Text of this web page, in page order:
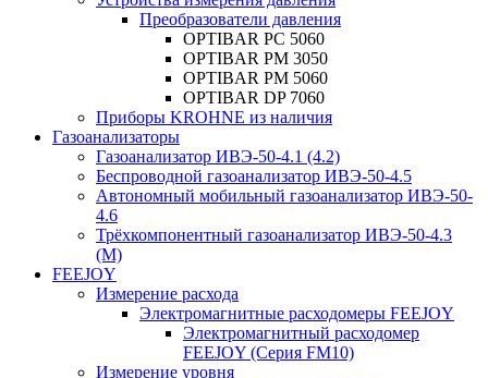
Преобразователи давления
OPTIBAR PC 5060
OPTIBAR PM 3050
OPTIBAR PM 5060
OPTIBAR DP 7060
Приборы KROHNE из наличия
Газоанализаторы
Газоанализатор ИВЭ-50-4.1 (4.2)
Беспроводной газоанализатор ИВЭ-50-4.5
Автономный мобильный газоанализатор ИВЭ-50-
4.6
Трёхкомпонентный газоанализатор ИВЭ-50-4.3
(М)
FEEJOY
Измерение расхода
Электромагнитные расходомеры FEEJOY
Электромагнитный расходомер
FEEJOY (Серия FM10)
Измерение уровня